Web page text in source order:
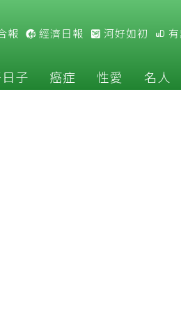
報 經濟日報 河好如初
子 癌症 性愛 名人